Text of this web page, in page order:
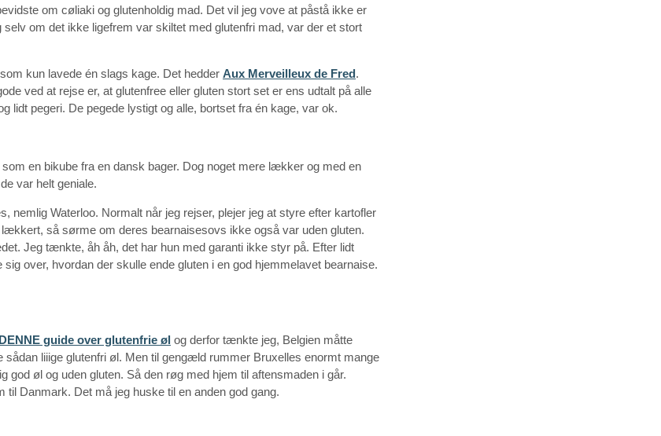
om cøliaki og glutenholdig mad. Det vil jeg vove at påstå ikke er
om det ikke ligefrem var skiltet med glutenfri mad, var der et stort
kun lavede én slags kage. Det hedder Aux Merveilleux de Fred.
ved at rejse er, at glutenfree eller gluten stort set er ens udtalt på alle
lidt pegeri. De pegede lystigt og alle, bortset fra én kage, var ok.
en bikube fra en dansk bager. Dog noget mere lækker og med en
var helt geniale.
nemlig Waterloo. Normalt når jeg rejser, plejer jeg at styre efter kartofler
så sørme om deres bearnaisesovs ikke også var uden gluten.
Jeg tænkte, åh åh, det har hun med garanti ikke styr på. Efter lidt
over, hvordan der skulle ende gluten i en god hjemmelavet bearnaise.
DENNE guide over glutenfrie øl og derfor tænkte jeg, Belgien måtte
liiige glutenfri øl. Men til gengæld rummer Bruxelles enormt mange
øl og uden gluten. Så den røg med hjem til aftensmaden i går.
Danmark. Det må jeg huske til en anden god gang.